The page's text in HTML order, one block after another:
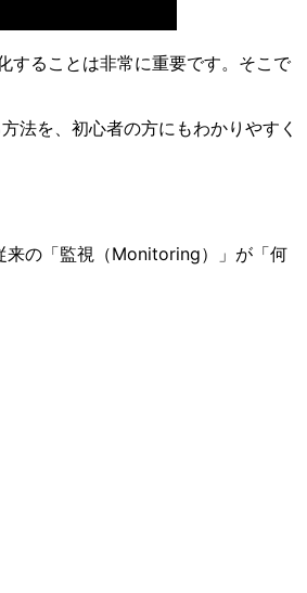
することは非常に重要です。そこで
法を、初心者の方にもわかりやすく
来の「監視（Monitoring）」が「何